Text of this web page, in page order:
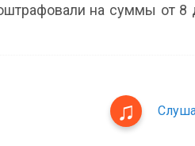
на суммы от 8